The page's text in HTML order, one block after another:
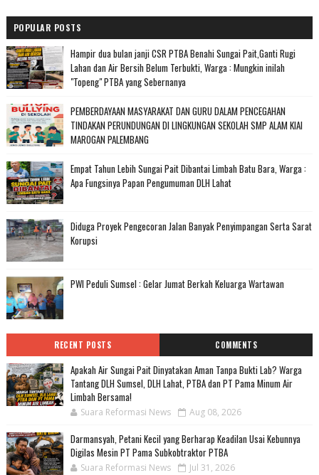
POPULAR POSTS
Hampir dua bulan janji CSR PTBA Benahi Sungai Pait,Ganti Rugi
Lahan dan Air Bersih Belum Terbukti, Warga : Mungkin inilah
"Topeng" PTBA yang Sebernanya
PEMBERDAYAAN MASYARAKAT DAN GURU DALAM PENCEGAHAN
TINDAKAN PERUNDUNGAN DI LINGKUNGAN SEKOLAH SMP ALAM KIAI
MAROGAN PALEMBANG
Empat Tahun Lebih Sungai Pait Dibantai Limbah Batu Bara, Warga :
Apa Fungsinya Papan Pengumuman DLH Lahat
Diduga Proyek Pengecoran Jalan Banyak Penyimpangan Serta Sarat
Korupsi
PWI Peduli Sumsel : Gelar Jumat Berkah Keluarga Wartawan
RECENT POSTS COMMENTS
Apakah Air Sungai Pait Dinyatakan Aman Tanpa Bukti Lab? Warga
Tantang DLH Sumsel, DLH Lahat, PTBA dan PT Pama Minum Air
Limbah Bersama!
Suara Reformasi News Aug 08, 2026
Darmansyah, Petani Kecil yang Berharap Keadilan Usai Kebunnya
Digilas Mesin PT Pama Subkobtraktor PTBA
Suara Reformasi News Jul 31, 2026